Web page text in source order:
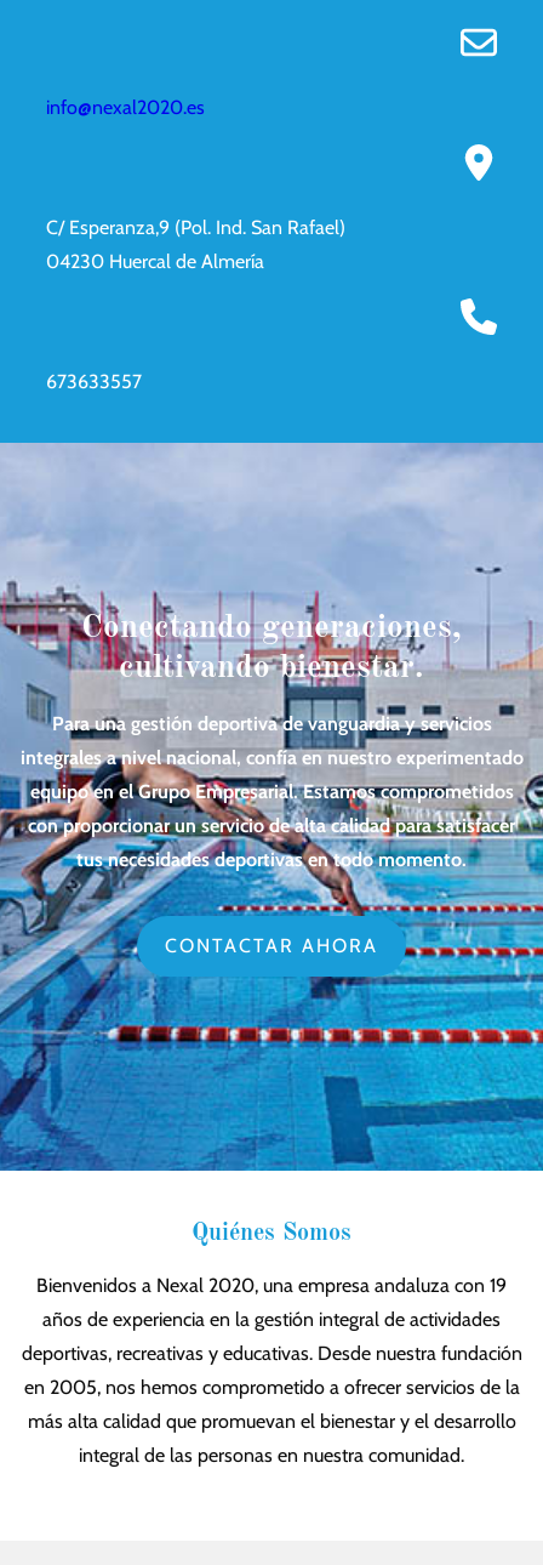
info@nexal2020.es
C/ Esperanza,9 (Pol. Ind. San Rafael)
04230 Huercal de Almería
673633557
Conectando generaciones,
cultivando bienestar.
Para una gestión deportiva de vanguardia y servicios
integrales a nivel nacional, confía en nuestro experimentado
equipo en el Grupo Empresarial. Estamos comprometidos
con proporcionar un servicio de alta calidad para satisfacer
tus necesidades deportivas en todo momento.
CONTACTAR AHORA
Quiénes Somos
Bienvenidos a Nexal 2020, una empresa andaluza con 19
años de experiencia en la gestión integral de actividades
deportivas, recreativas y educativas. Desde nuestra fundación
en 2005, nos hemos comprometido a ofrecer servicios de la
más alta calidad que promuevan el bienestar y el desarrollo
integral de las personas en nuestra comunidad.